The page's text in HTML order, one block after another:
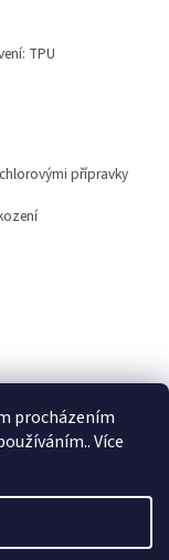
procházením
Více
TPU
přípravky